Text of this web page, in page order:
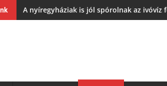
A nyíregyháziak is jól spórolnak az ivóvíz